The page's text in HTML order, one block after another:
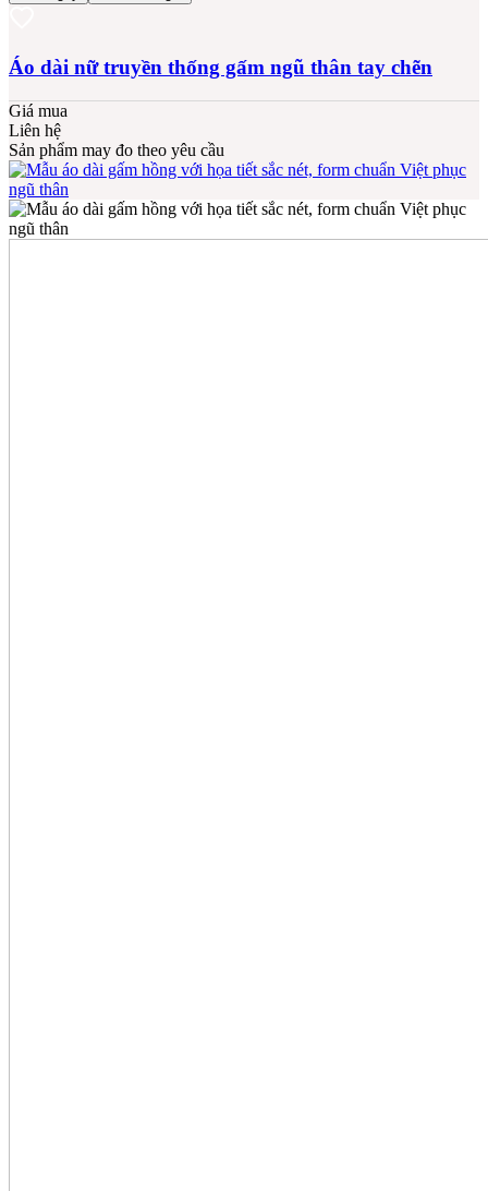
Áo dài nữ truyền thống gấm ngũ thân tay chẽn
Giá mua
Liên hệ
Sản phẩm may đo theo yêu cầu